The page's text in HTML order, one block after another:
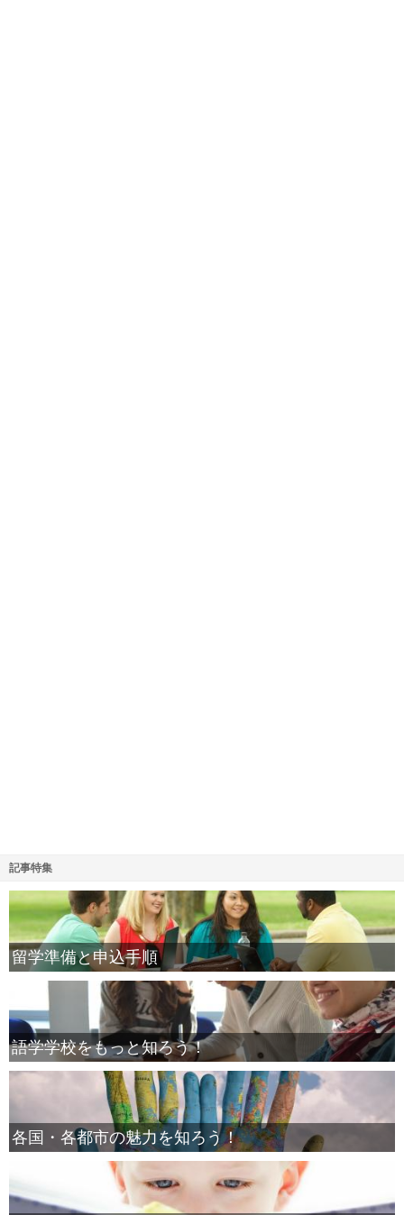
記事特集
留学準備と申込手順
語学学校をもっと知ろう！
各国・各都市の魅力を知ろう！